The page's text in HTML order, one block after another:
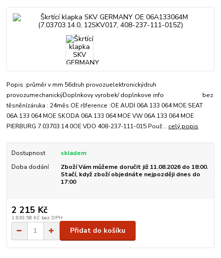
Popis :průměr v mm 56druh provozuelektronickýdruh
provozumechanickýDoplnkovy vyrobek/ doplnkove info bez
těsněnízáruka : 24měs OE ršference :OE AUDI 06A 133 064 MOE SEAT
06A 133 064 MOE SKODA 06A 133 064 MOE VW 06A 133 064 MOE
PIERBURG 7.03703.14.0OE VDO 408-237-111-015 Použ... celý popis
Dostupnost
skladem
Doba dodání
Zboží Vám můžeme doručit již 11.08.2026 do 18:00.
Stačí, když zboží objednáte nejpozději dnes do
17:00
2 215 Kč
1 830,58 Kč bez DPH
Přidat do košíku